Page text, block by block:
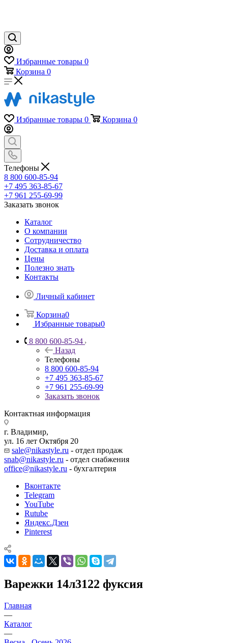
Избранные товары 0
Корзина 0
Избранные товары 0 Корзина 0
Телефоны
8 800 600-85-94
+7 495 363-85-67
+7 961 255-69-99
Заказать звонок
Каталог
О компании
Сотрудничество
Доставка и оплата
Цены
Полезно знать
Контакты
Личный кабинет
Корзина0
Избранные товары0
8 800 600-85-94
Назад
Телефоны
8 800 600-85-94
+7 495 363-85-67
+7 961 255-69-99
Заказать звонок
Контактная информация
г. Владимир,
ул. 16 лет Октября 20
sale@nikastyle.ru - отдел продаж
snab@nikastyle.ru - отдел снабжения
office@nikastyle.ru - бухгалтерия
Вконтакте
Telegram
YouTube
Rutube
Яндекс.Дзен
Pinterest
Варежки 14л3122 фуксия
Главная
—
Каталог
—